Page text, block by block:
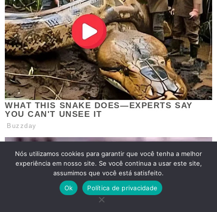
Nós utilizamos cookies para garantir que você tenha a melhor
experiência em nosso site. Se você continua a usar este site,
assumimos que você está satisfeito.
Ok
Política de privacidade